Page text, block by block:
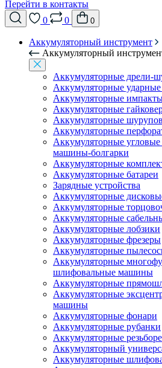
Перейти в контакты
0
0 0
Аккумуляторный инструмент
Аккумуляторный
Аккумуляторные дрели-
Аккумуляторные
Аккумуляторные
Аккумуляторные
Аккумуляторные
Аккумуляторные
Аккумуляторные
машины-болгарки
Аккумуляторные
Аккумуляторные батареи
Зарядные устройства
Аккумуляторные
Аккумуляторные
Аккумуляторные
Аккумуляторные лобзики
Аккумуляторные фрезеры
Аккумуляторные
Аккумуляторные
шлифовальные машины
Аккумуляторные
Аккумуляторные
машины
Аккумуляторные фонари
Аккумуляторные рубанки
Аккумуляторные
Аккумуляторный
Аккумуляторные